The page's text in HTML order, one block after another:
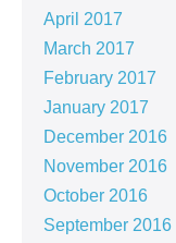
April 2017
March 2017
February 2017
January 2017
December 2016
November 2016
October 2016
September 2016